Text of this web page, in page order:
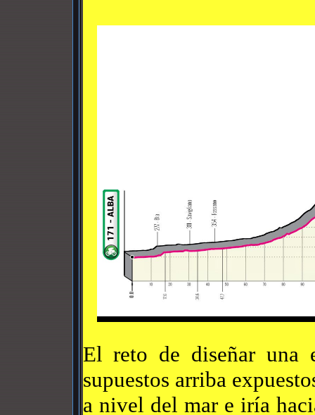
El reto de diseñar una
supuestos arriba
a nivel del mar e iría